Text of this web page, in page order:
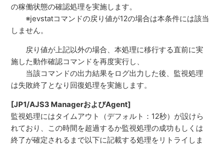
の稼働状態の確認処理を実施します。
※jevstatコマンドの戻り値が12の場合は本条件には該当
しません。
戻り値が上記以外の場合、本処理に移行する直前に実
施した動作確認コマンドを再度実行し、
当該コマンドの出力結果をログ出力した後、監視処理
は失敗終了となり回復処理を実施します。
[JP1/AJS3 ManagerおよびAgent]
監視処理にはタイムアウト（デフォルト：12秒）が設けら
れており、この時間を超過するか監視処理の成功もしくは
終了が確定されるまで以下に記載する処理をリトライしま